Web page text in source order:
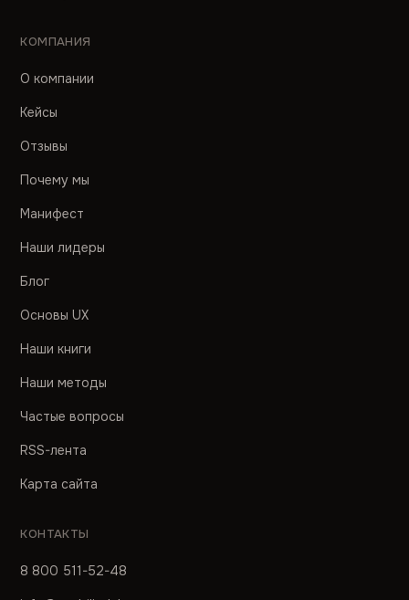
КОМПАНИЯ
О компании
Кейсы
Отзывы
Почему мы
Манифест
Наши лидеры
Блог
Основы UX
Наши книги
Наши методы
Частые вопросы
RSS-лента
Карта сайта
КОНТАКТЫ
8 800 511-52-48